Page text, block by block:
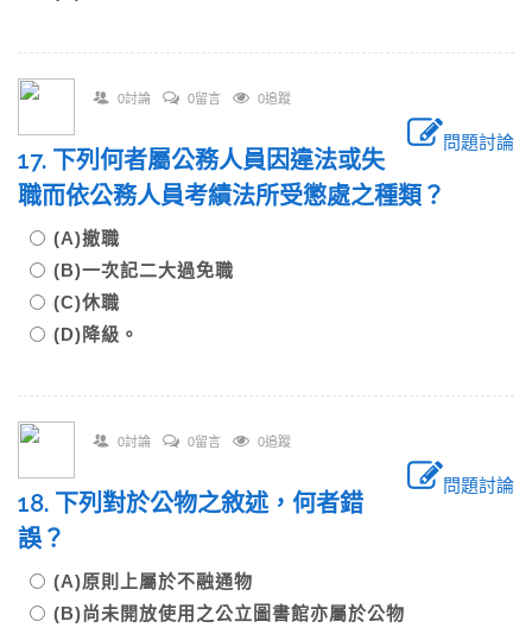
0討論 0留言 0追蹤
問題討論
17. 下列何者屬公務人員因違法或失
職而依公務人員考績法所受懲處之種類？
(A)撤職
(B)一次記二大過免職
(C)休職
(D)降級。
0討論 0留言 0追蹤
問題討論
18. 下列對於公物之敘述，何者錯
誤？
(A)原則上屬於不融通物
(B)尚未開放使用之公立圖書館亦屬於公物